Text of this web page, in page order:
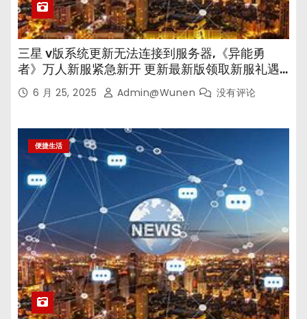
三星 v版系统更新无法连接到服务器,《异能勇
者》万人新服紧急新开 更新最新版领取新服礼遇…
6 月 25, 2025 Admin@wunen 没有评论
便捷生活